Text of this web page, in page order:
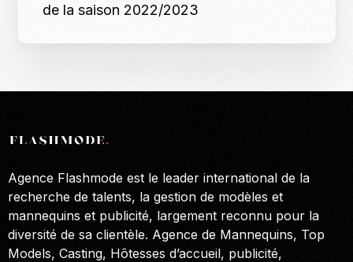
de la saison 2022/2023
Agence Flashmode est le leader international de la
recherche de talents, la gestion de modèles et
mannequins et publicité, largement reconnu pour la
diversité de sa clientèle. Agence de Mannequins, Top
Models, Casting, Hôtesses d’accueil, publicité,